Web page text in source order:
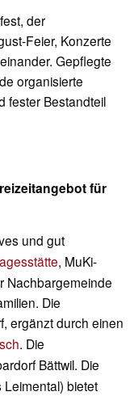
der
Feier, Konzerte
Gepflegte
organisierte
fester Bestandteil
für
und gut
, MuKi-
Nachbargemeinde
Die
ergänzt durch einen
. Die
Bättwil. Die
bietet